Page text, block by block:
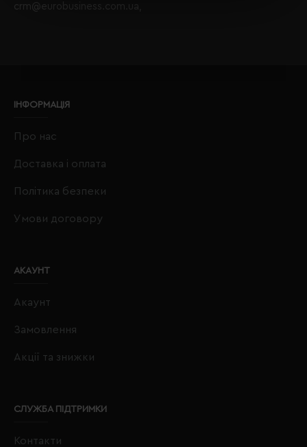
crm@eurobusiness.com.ua,
ІНФОРМАЦІЯ
Про нас
Доставка і оплата
Політика безпеки
Умови договору
АКАУНТ
Акаунт
Замовлення
Акції та знижки
СЛУЖБА ПІДТРИМКИ
Контакти